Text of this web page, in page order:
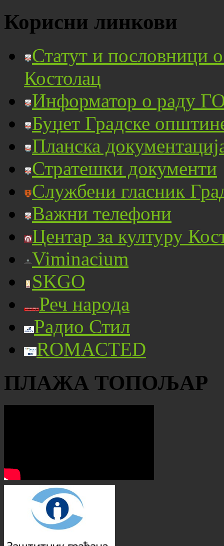
Корисни линкови
Статут и пословници
Костолац
Информатор о раду
Буџет Градске
Планска
Стратешки документи
Службени гласник
Важни телефони
Центар за културу
Viminacium
SKGO
Реч народа
Радио Стил
ROMACTED
ПЛАЖА ТОПОЉАР